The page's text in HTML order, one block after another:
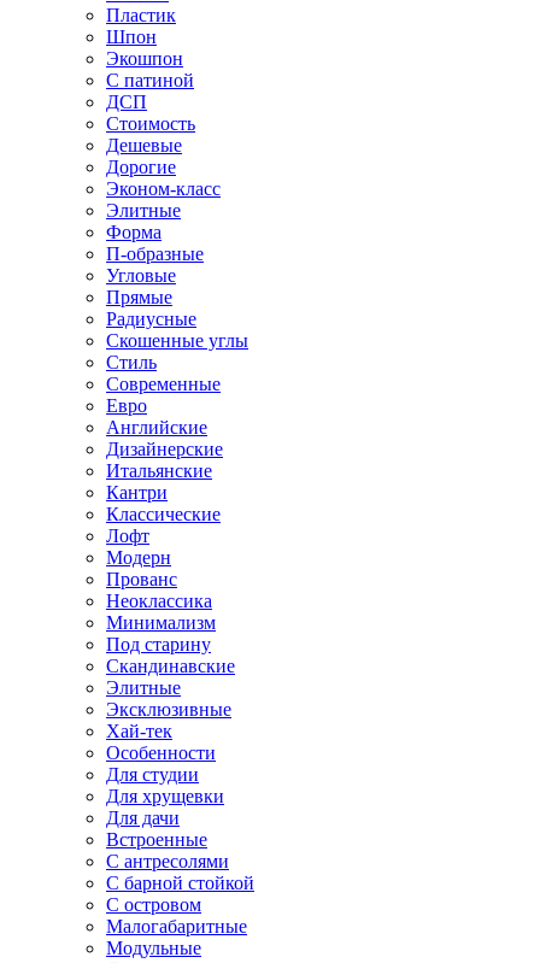
Пластик
Шпон
Экошпон
С патиной
ДСП
Стоимость
Дешевые
Дорогие
Эконом-класс
Элитные
Форма
П-образные
Угловые
Прямые
Радиусные
Скошенные углы
Стиль
Современные
Евро
Английские
Дизайнерские
Итальянские
Кантри
Классические
Лофт
Модерн
Прованс
Неоклассика
Минимализм
Под старину
Скандинавские
Элитные
Эксклюзивные
Хай-тек
Особенности
Для студии
Для хрущевки
Для дачи
Встроенные
С антресолями
С барной стойкой
С островом
Малогабаритные
Модульные